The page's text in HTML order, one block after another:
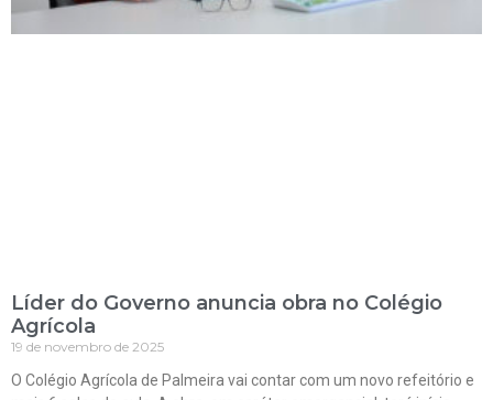
Líder do Governo anuncia obra no Colégio
Agrícola
19 de novembro de 2025
O Colégio Agrícola de Palmeira vai contar com um novo refeitório e